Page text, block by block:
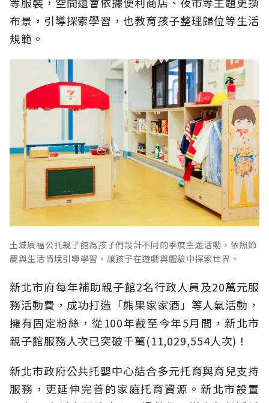
布景，引導探索學習，也教育孩子整理歸位等生活
規範。
土城廣福公托親子館為孩子們設計不同的季度主題活動，依照節
慶與生活情境引導學習，讓孩子在遊戲與體驗中探索世界。
新北市府每年補助親子館2名行政人員及20萬元服
務活動費，成功打造「熊果家家酒」等人氣活動，
擁有固定粉絲，從100年截至今年5月間，新北市
親子館服務人次已突破千萬(11,029,554人次)！
新北市政府公共托嬰中心結合多元托育與育兒支持
服務，更延伸完善的家庭托育資源。新北市設置